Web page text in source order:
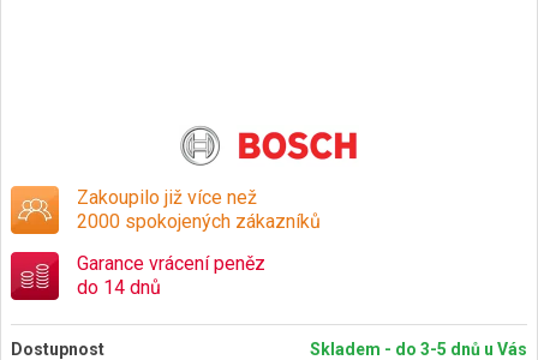
Zakoupilo již více než
2000 spokojených zákazníků
Garance vrácení peněz
do 14 dnů
Dostupnost Skladem - do 3-5 dnů u Vás